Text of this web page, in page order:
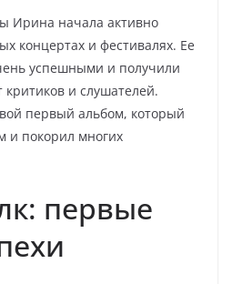
Ирина начала активно
концертах и фестивалях. Ее
успешными и получили
и слушателей.
первый альбом, который
и покорил многих
первые